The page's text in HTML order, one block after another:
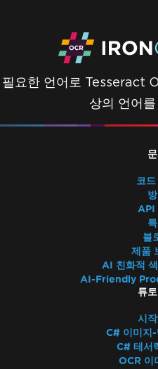
필요한 언어로 Tesseract
상의 언어
코드
API
블
제품
AI 친화적
AI-Friendly
튜
시작
C# 이미지-
C# 테서
OCR 이